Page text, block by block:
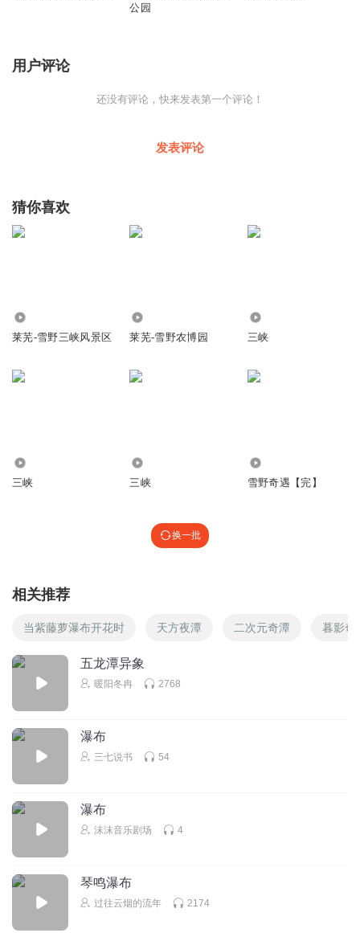
公园
用户评论
还没有评论，快来发表第一个评论！
发表评论
猜你喜欢
莱芜-雪野三峡风景区 莱芜-雪野农博园 三峡
三峡 三峡 雪野奇遇【完】
换一批
相关推荐
当紫藤萝瀑布开花时 天方夜潭 二次元奇潭 暮影奇
五龙潭异象
暖阳冬冉 2768
瀑布
三七说书 54
瀑布
沫沫音乐剧场 4
琴鸣瀑布
过往云烟的流年 2174